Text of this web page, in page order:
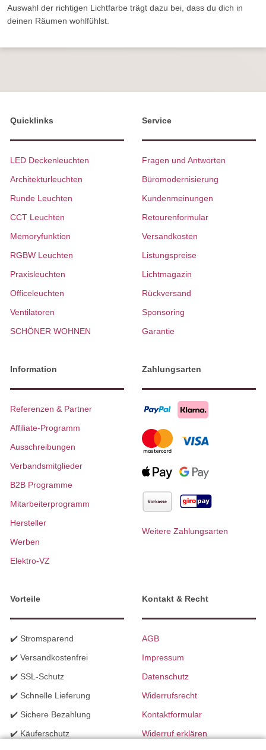
Auswahl der richtigen Lichtfarbe trägt dazu bei, dass du dich in
deinen Räumen wohlfühlst.
Quicklinks
LED Deckenleuchten
Architekturleuchten
Runde Leuchten
CCT Leuchten
Memoryfunktion
RGBW Leuchten
Praxisleuchten
Officeleuchten
Ventilatoren
SCHÖNER WOHNEN
Service
Fragen und Antworten
Büromodernisierung
Kundenmeinungen
Retourenformular
Versandkosten
Listungspreise
Lichtmagazin
Rückversand
Sponsoring
Garantie
Information
Referenzen & Partner
Affiliate-Programm
Ausschreibungen
Verbandsmitglieder
B2B Programme
Mitarbeiterprogramm
Hersteller
Werben
Elektro-VZ
Zahlungsarten
Weitere Zahlungsarten
Vorteile
✔️ Stromsparend
✔️ Versandkostenfrei
✔️ SSL-Schutz
✔️ Schnelle Lieferung
✔️ Sichere Bezahlung
✔️ Käuferschutz
Kontakt & Recht
AGB
Impressum
Datenschutz
Widerrufsrecht
Kontaktformular
Widerruf erklären